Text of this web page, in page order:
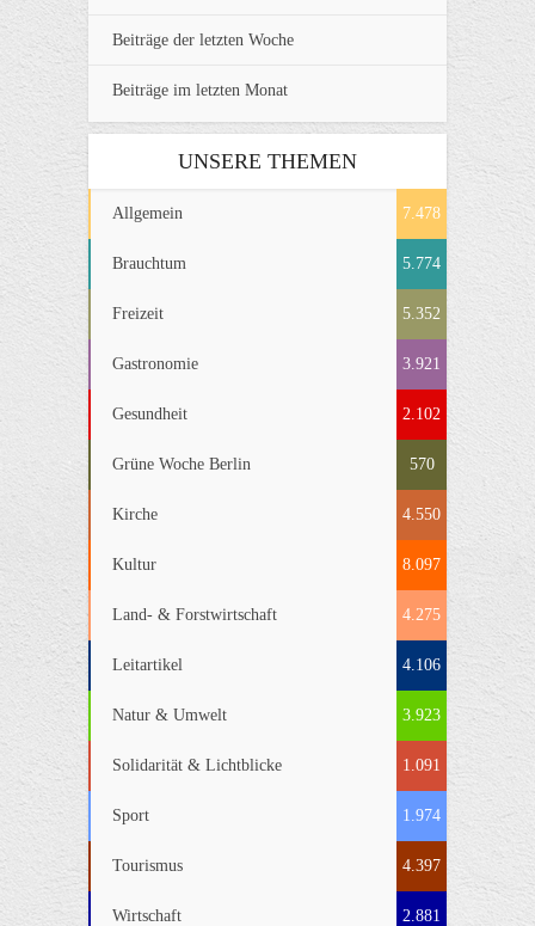
Beiträge der letzten Woche
Beiträge im letzten Monat
UNSERE THEMEN
Allgemein 7.478
Brauchtum 5.774
Freizeit 5.352
Gastronomie 3.921
Gesundheit 2.102
Grüne Woche Berlin 570
Kirche 4.550
Kultur 8.097
Land- & Forstwirtschaft 4.275
Leitartikel 4.106
Natur & Umwelt 3.923
Solidarität & Lichtblicke 1.091
Sport 1.974
Tourismus 4.397
Wirtschaft 2.881